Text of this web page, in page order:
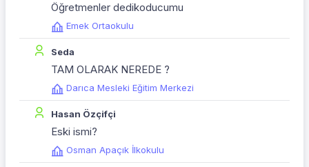
Öğretmenler dedikoducumu
Emek Ortaokulu
Seda
TAM OLARAK NEREDE ?
Darıca Mesleki Eğitim Merkezi
Hasan Özçifçi
Eski ismi?
Osman Apaçık İlkokulu